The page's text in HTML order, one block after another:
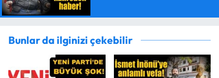
Bunlar da ilginizi çekebilir